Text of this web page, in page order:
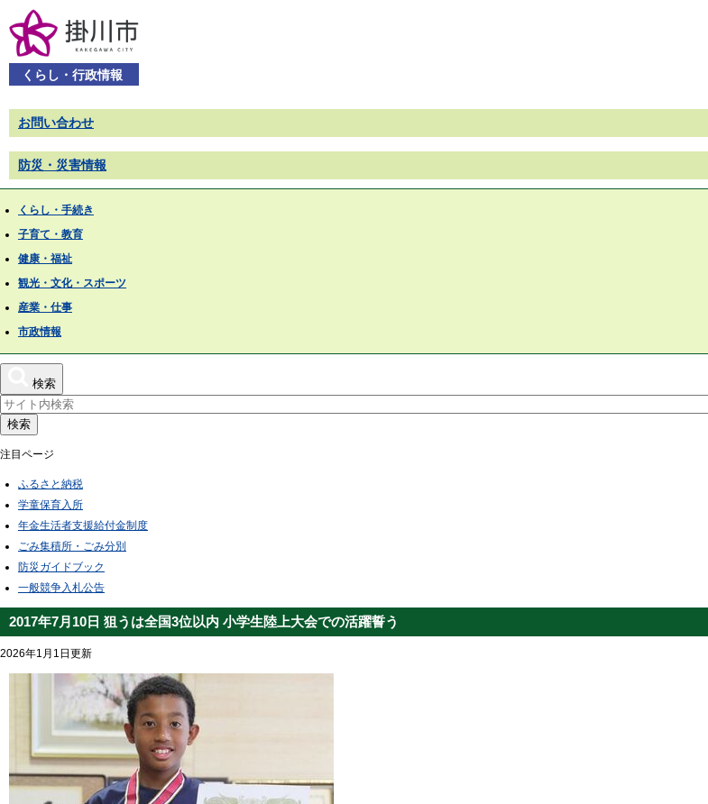
くらし・行政情報
お問い合わせ
防災・災害情報
くらし・手続き
子育て・教育
健康・福祉
観光・文化・スポーツ
産業・仕事
市政情報
検索
検索
注目ページ
ふるさと納税
学童保育入所
年金生活者支援給付金制度
ごみ集積所・ごみ分別
防災ガイドブック
一般競争入札公告
2017年7月10日 狙うは全国3位以内 小学生陸上大会での活躍誓う
2026年1月1日更新